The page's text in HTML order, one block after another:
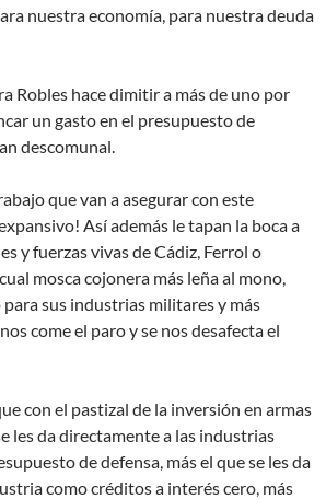
nuestra economía, para nuestra deuda
Robles hace dimitir a más de uno por
un gasto en el presupuesto de
descomunal.
que van a asegurar con este
Así además le tapan la boca a
y fuerzas vivas de Cádiz, Ferrol o
mosca cojonera más leña al mono,
para sus industrias militares y más
come el paro y se nos desafecta el
con el pastizal de la inversión en armas
les da directamente a las industrias
de defensa, más el que se les da
como créditos a interés cero, más